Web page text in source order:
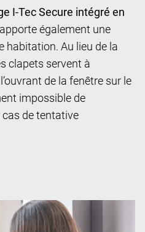
I-Tec Secure intégré en
apporte également une
habitation. Au lieu de la
clapets servent à
de la fenêtre sur le
impossible de
cas de tentative